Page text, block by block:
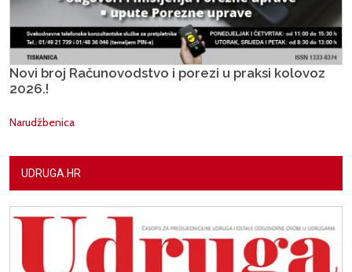
Novi broj Računovodstvo i porezi u praksi kolovoz
2026.!
Narudžbenica
UDRUGA.HR